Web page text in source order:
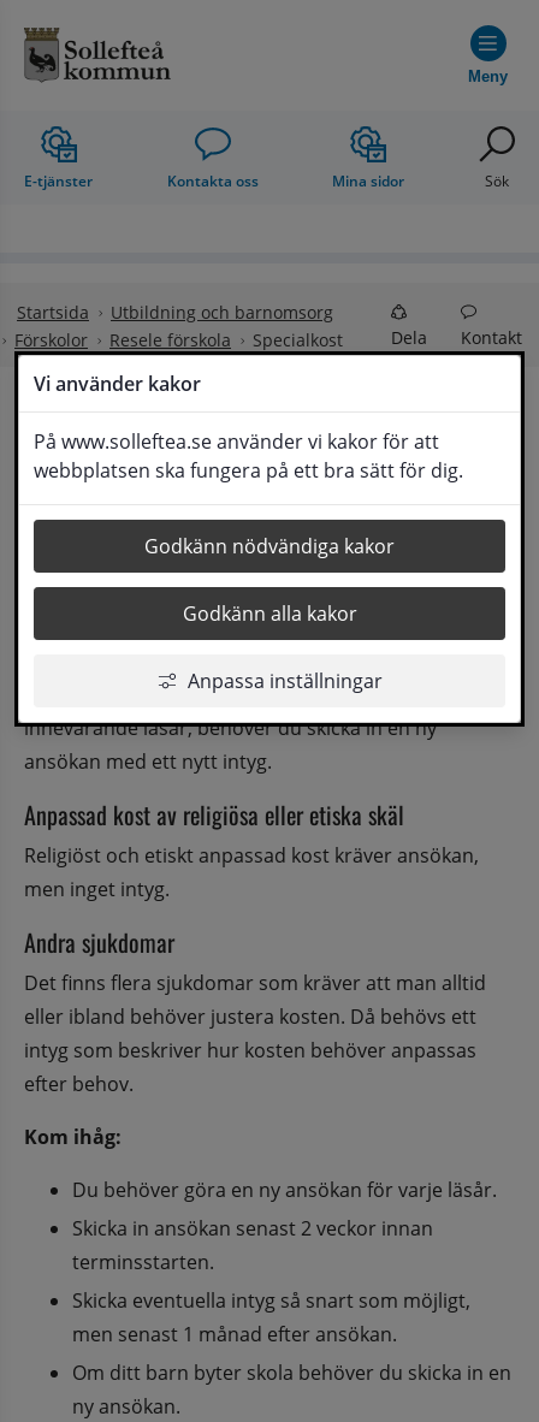
Vi använder kakor
På www.solleftea.se använder vi kakor för att
webbplatsen ska fungera på ett bra sätt för dig.
Godkänn nödvändiga kakor
Godkänn alla kakor
Anpassa inställningar
Meny
E-tjänster Kontakta oss Mina sidor Sök
Startsida
Utbildning och barnomsorg
Förskolor
Resele förskola Specialkost Dela Kontakt
Specialkost
Specialkost av medicinska skäl
Bifoga ett intyg från vårdande läkare eller dietist.
Intyget ska vara inlämnat så snart som möjligt, men
senast 1 månad efter ansökan.
justeras eller om det gamla intyget gått ut under
innevarande läsår, behöver du skicka in en ny
ansökan med ett nytt intyg.
Anpassad kost av religiösa eller etiska skäl
Religiöst och etiskt anpassad kost kräver ansökan,
men inget intyg.
Andra sjukdomar
Det finns flera sjukdomar som kräver att man alltid
eller ibland behöver justera kosten. Då behövs ett
intyg som beskriver hur kosten behöver anpassas
efter behov.
Kom ihåg:
Du behöver göra en ny ansökan för varje läsår.
Skicka in ansökan senast 2 veckor innan
terminsstarten.
Skicka eventuella intyg så snart som möjligt,
men senast 1 månad efter ansökan.
Om ditt barn byter skola behöver du skicka in en
ny ansökan.